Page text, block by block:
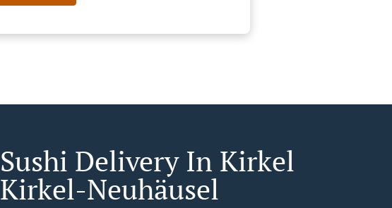
Sushi Delivery In Kirkel
Kirkel-Neuhäusel